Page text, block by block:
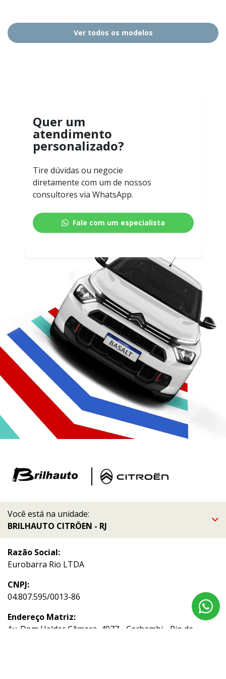
Ver todos os modelos
Quer um
atendimento
personalizado?
Tire dúvidas ou negocie
diretamente com um de nossos
consultores via WhatsApp.
Fale com um especialista
Você está na unidade:
BRILHAUTO CITRÖEN - RJ
Razão Social:
Eurobarra Rio LTDA
CNPJ:
04.807.595/0013-86
Endereço Matriz:
Av. Dom Helder Câmara, 4977 - Cachambi - Rio de